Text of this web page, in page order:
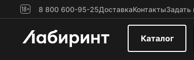
8 800 600-95-25ДоставкаКонтактыЗадать
Каталог